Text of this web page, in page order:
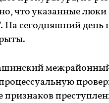
что указанные
На сегодняшний
межрайонный
признаков